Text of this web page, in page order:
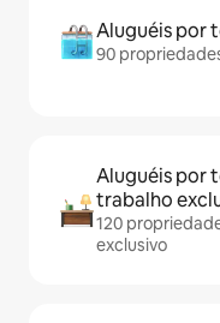
Aluguéis por
90
Aluguéis por
trabalho
120
exclusivo